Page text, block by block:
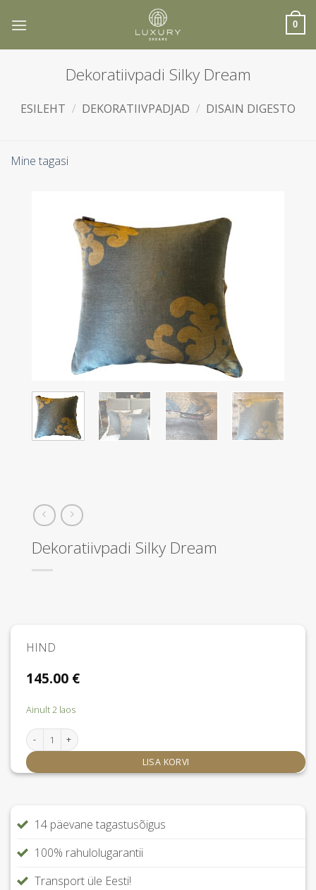
0
Dekoratiivpadi Silky Dream
ESILEHT / DEKORATIIVPADJAD / DISAIN DIGESTO
Mine tagasi
Dekoratiivpadi Silky Dream
HIND
145.00 €
Ainult 2 laos
Dekoratiivpadi Silky Dream kogus
LISA KORVI
14 päevane tagastusõigus
100% rahulolugarantii
Transport üle Eesti!